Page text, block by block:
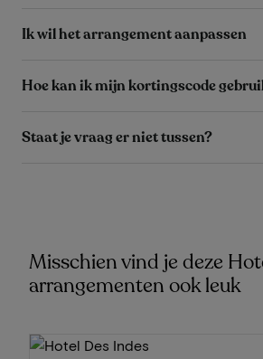
Ik wil het arrangement aanpassen
Hoe kan ik mijn kortingscode
Staat je vraag er niet tussen?
Misschien vind je deze
arrangementen ook leuk